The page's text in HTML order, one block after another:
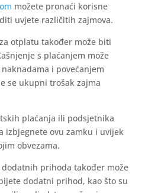
možete pronaći korisne
uvjete različitih zajmova.
otplatu također može biti
s plaćanjem može
i povećanjem
se ukupni trošak zajma
plaćanja ili podsjetnika
izbjegnete ovu zamku i uvijek
obvezama.
prihoda također može
dodatni prihod, kao što su